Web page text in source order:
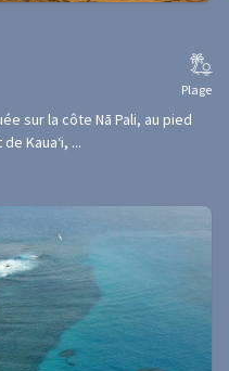
Plage
sur la côte Nā Pali, au pied
Kauaʻi, ...